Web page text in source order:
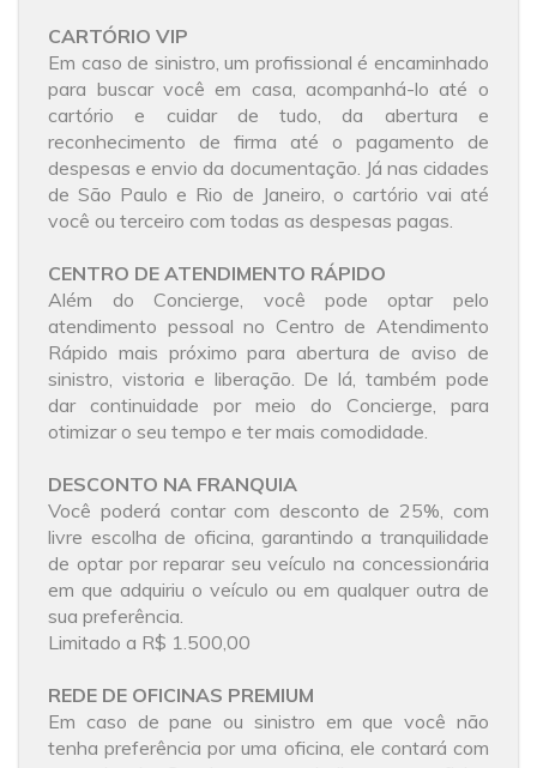
CARTÓRIO VIP
Em caso de sinistro, um profissional é encaminhado
para buscar você em casa, acompanhá-lo até o
cartório e cuidar de tudo, da abertura e
reconhecimento de firma até o pagamento de
despesas e envio da documentação. Já nas cidades
de São Paulo e Rio de Janeiro, o cartório vai até
você ou terceiro com todas as despesas pagas.
CENTRO DE ATENDIMENTO RÁPIDO
Além do Concierge, você pode optar pelo
atendimento pessoal no Centro de Atendimento
Rápido mais próximo para abertura de aviso de
sinistro, vistoria e liberação. De lá, também pode
dar continuidade por meio do Concierge, para
otimizar o seu tempo e ter mais comodidade.
DESCONTO NA FRANQUIA
Você poderá contar com desconto de 25%, com
livre escolha de oficina, garantindo a tranquilidade
de optar por reparar seu veículo na concessionária
em que adquiriu o veículo ou em qualquer outra de
sua preferência.
Limitado a R$ 1.500,00
REDE DE OFICINAS PREMIUM
Em caso de pane ou sinistro em que você não
tenha preferência por uma oficina, ele contará com